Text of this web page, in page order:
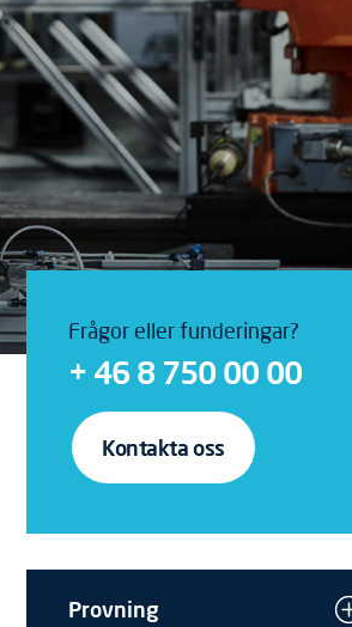
Frågor eller funderingar?
+ 46 8 750 00 00
Kontakta oss
Provning